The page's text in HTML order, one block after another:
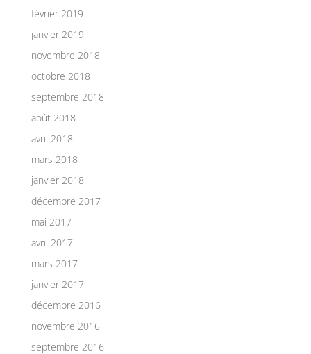
février 2019
janvier 2019
novembre 2018
octobre 2018
septembre 2018
août 2018
avril 2018
mars 2018
janvier 2018
décembre 2017
mai 2017
avril 2017
mars 2017
janvier 2017
décembre 2016
novembre 2016
septembre 2016